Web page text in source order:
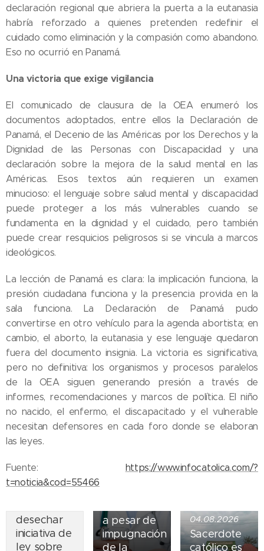
declaración regional que abriera la puerta a la eutanasia
habría reforzado a quienes pretenden redefinir el
cuidado como eliminación y la compasión como abandono.
Eso no ocurrió en Panamá.
Una victoria que exige vigilancia
El comunicado de clausura de la OEA enumeró los
documentos adoptados, entre ellos la Declaración de
Panamá, el Decenio de las Américas por los Derechos y la
Dignidad de las Personas con Discapacidad y una
declaración sobre la mejora de la salud mental en las
Américas. Esos textos aún requieren un examen
minucioso: el lenguaje sobre salud mental y discapacidad
puede proteger a los más vulnerables cuando se
fundamenta en la dignidad y el cuidado, pero también
puede crear resquicios peligrosos si se vincula a marcos
ideológicos.
La lección de Panamá es clara: la implicación funciona, la
presión ciudadana funciona y la presencia provida en la
sala funciona. La Declaración de Panamá pudo
convertirse en otro vehículo para la agenda abortista; en
cambio, el aborto, la eutanasia y ese lenguaje quedaron
fuera del documento insignia. La victoria es significativa,
pero no definitiva: los organismos y procesos paralelos
de la OEA siguen generando presión a través de
informes, recomendaciones y marcos de política. El niño
no nacido, el enfermo, el discapacitado y el vulnerable
necesitan defensores en cada foro donde se elaboran
las leyes.
Fuente: https://www.infocatolica.com/?
t=noticia&cod=55466
07.08.2026
Piden
desechar
iniciativa de
ley sobre
05.08.2026
asistido
a pesar de
impugnación
de la
04.08.2026
Sacerdote
católico es